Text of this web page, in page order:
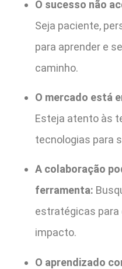
O sucesso não
Seja paciente,
para aprender e
caminho.
O mercado está
Esteja atento às
tecnologias para
A colaboração
ferramenta:
estratégicas para
impacto.
O aprendizado